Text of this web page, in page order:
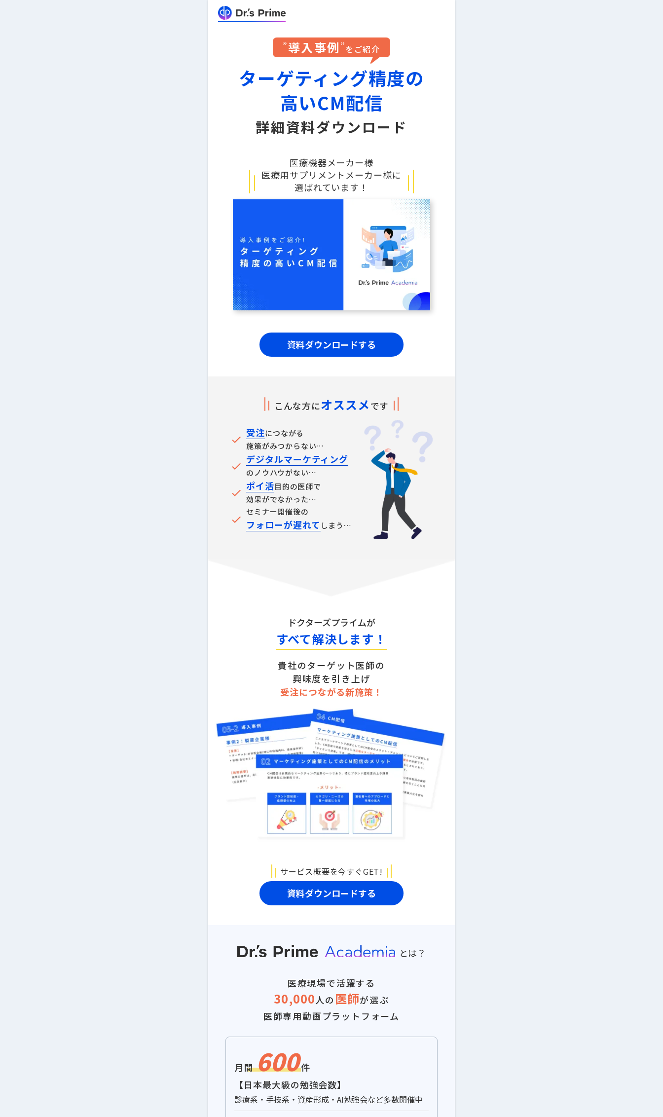
”導入事例 ”をご紹介
ターゲティング精度の
高いCM配信
詳細資料ダウンロード
医療機器メーカー様
医療用サプリメントメーカー様に
選ばれています！
資料ダウンロードする
こんな方にオススメです
check
受注につながる
施策がみつからない…
check
デジタルマーケティング
のノウハウがない…
check
ポイ活目的の医師で
効果がでなかった…
check
セミナー開催後の
フォローが遅れて しまう…
ドクターズプライムが
すべて解決します！
貴社のターゲット医師の
興味度を引き上げ
受注につながる新施策！
サービス概要を今すぐGET!
資料ダウンロードする
とは？
医療現場で活躍する
30,000人の 医師が選ぶ
医師専用動画プラットフォーム
月間600件
【日本最大級の勉強会数】
診療系・手技系・資産形成・AI勉強会など多数開催中